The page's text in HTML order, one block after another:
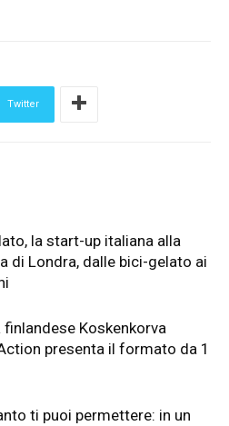
Twitter
la start-up italiana alla
di Londra, dalle bici-gelato ai
finlandese Koskenkorva
presenta il formato da 1
ti puoi permettere: in un